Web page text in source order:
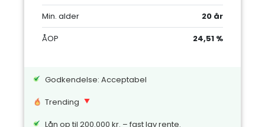
Min. alder
20 år
ÅOP
24,51 %
Godkendelse: Acceptabel
Trending
Lån op til 200.000 kr. – fast lav rente.